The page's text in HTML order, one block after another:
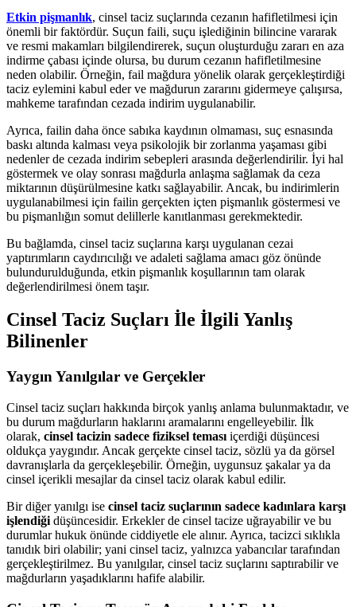
Etkin pişmanlık, cinsel taciz suçlarında cezanın hafifletilmesi için
önemli bir faktördür. Suçun faili, suçu işlediğinin bilincine vararak
ve resmi makamları bilgilendirerek, suçun oluşturduğu zararı en aza
indirme çabası içinde olursa, bu durum cezanın hafifletilmesine
neden olabilir. Örneğin, fail mağdura yönelik olarak gerçekleştirdiği
taciz eylemini kabul eder ve mağdurun zararını gidermeye çalışırsa,
mahkeme tarafından cezada indirim uygulanabilir.
Ayrıca, failin daha önce sabıka kaydının olmaması, suç esnasında
baskı altında kalması veya psikolojik bir zorlanma yaşaması gibi
nedenler de cezada indirim sebepleri arasında değerlendirilir. İyi hal
göstermek ve olay sonrası mağdurla anlaşma sağlamak da ceza
miktarının düşürülmesine katkı sağlayabilir. Ancak, bu indirimlerin
uygulanabilmesi için failin gerçekten içten pişmanlık göstermesi ve
bu pişmanlığın somut delillerle kanıtlanması gerekmektedir.
Bu bağlamda, cinsel taciz suçlarına karşı uygulanan cezai
yaptırımların caydırıcılığı ve adaleti sağlama amacı göz önünde
bulundurulduğunda, etkin pişmanlık koşullarının tam olarak
değerlendirilmesi önem taşır.
Cinsel Taciz Suçları İle İlgili Yanlış
Bilinenler
Yaygın Yanılgılar ve Gerçekler
Cinsel taciz suçları hakkında birçok yanlış anlama bulunmaktadır, ve
bu durum mağdurların haklarını aramalarını engelleyebilir. İlk
olarak, cinsel tacizin sadece fiziksel teması içerdiği düşüncesi
oldukça yaygındır. Ancak gerçekte cinsel taciz, sözlü ya da görsel
davranışlarla da gerçekleşebilir. Örneğin, uygunsuz şakalar ya da
cinsel içerikli mesajlar da cinsel taciz olarak kabul edilir.
Bir diğer yanılgı ise cinsel taciz suçlarının sadece kadınlara karşı
işlendiği düşüncesidir. Erkekler de cinsel tacize uğrayabilir ve bu
durumlar hukuk önünde ciddiyetle ele alınır. Ayrıca, tacizci sıklıkla
tanıdık biri olabilir; yani cinsel taciz, yalnızca yabancılar tarafından
gerçekleştirilmez. Bu yanılgılar, cinsel taciz suçlarını saptırabilir ve
mağdurların yaşadıklarını hafife alabilir.